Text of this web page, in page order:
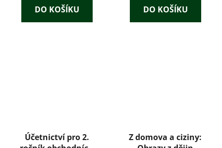
DO KOŠÍKU DO KOŠÍKU
Účetnictví pro 2.
Z domova a ciziny: